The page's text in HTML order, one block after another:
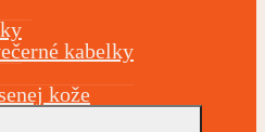
kabelky
kože